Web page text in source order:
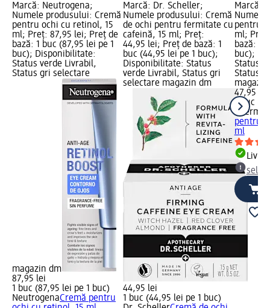
Marcă: Neutrogena;
Numele produsului: Cremă
pentru ochi cu retinol, 15
ml; Preț: 87,95 lei; Preț de
bază: 1 buc (87,95 lei pe 1
buc); Disponibilitate:
Status verde Livrabil,
Status gri selectare
magazin dm
87,95 lei
1 buc (87,95 lei pe 1 buc)
NeutrogenaCremă pentru
Marcă: Dr. Scheller;
Numele produsului: Cremă
de ochi pentru fermitate cu
cafeină, 15 ml; Preț:
44,95 lei; Preț de bază: 1
buc (44,95 lei pe 1 buc);
Disponibilitate: Status
verde Livrabil, Status gri
selectare magazin dm
44,95 lei
1 buc (44,95 lei pe 1 buc)
Marcă:
Numele
pentru
ml;
bază: 1
buc);
Status
Status
47,95 lei
1 buc
pentru
ml